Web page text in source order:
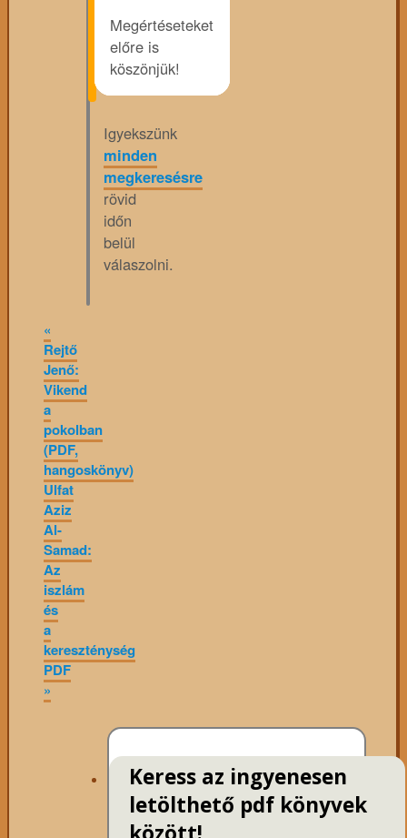
Megértéseteket
előre is
köszönjük!
Igyekszünk
minden
megkeresésre
rövid
időn
belül
válaszolni.
«
Rejtő
Jenő:
Vikend
a
pokolban
(PDF,
hangoskönyv)
Ulfat
Aziz
Al-
Samad:
Az
iszlám
és
a
kereszténység
PDF
»
Keress az ingyenesen
letölthető pdf könyvek